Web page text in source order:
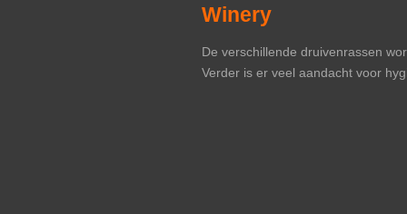
Winery
De verschillende druivenrassen
Verder is er veel aandacht voor